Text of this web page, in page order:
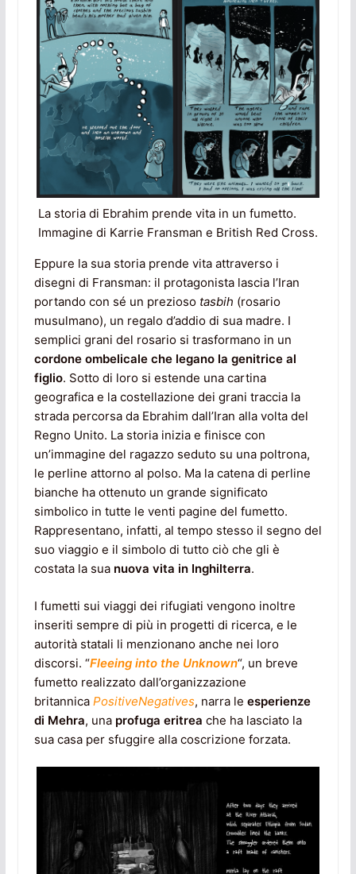
La storia di Ebrahim prende vita in un fumetto.
Immagine di Karrie Fransman e British Red Cross.
Eppure la sua storia prende vita attraverso i
disegni di Fransman: il protagonista lascia l’Iran
portando con sé un prezioso tasbih (rosario
musulmano), un regalo d’addio di sua madre. I
semplici grani del rosario si trasformano in un
cordone ombelicale che legano la genitrice al
figlio. Sotto di loro si estende una cartina
geografica e la costellazione dei grani traccia la
strada percorsa da Ebrahim dall’Iran alla volta del
Regno Unito. La storia inizia e finisce con
un’immagine del ragazzo seduto su una poltrona,
le perline attorno al polso. Ma la catena di perline
bianche ha ottenuto un grande significato
simbolico in tutte le venti pagine del fumetto.
Rappresentano, infatti, al tempo stesso il segno del
suo viaggio e il simbolo di tutto ciò che gli è
costata la sua nuova vita in Inghilterra.
I fumetti sui viaggi dei rifugiati vengono inoltre
inseriti sempre di più in progetti di ricerca, e le
autorità statali li menzionano anche nei loro
discorsi. “Fleeing into the Unknown“, un breve
fumetto realizzato dall’organizzazione
britannica PositiveNegatives, narra le esperienze
di Mehra, una profuga eritrea che ha lasciato la
sua casa per sfuggire alla coscrizione forzata.